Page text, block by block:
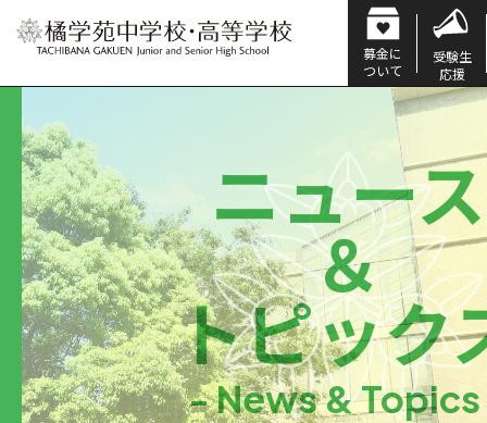
募金に
ついて
受験生
応援
ニュース
＆
トピック
- News &